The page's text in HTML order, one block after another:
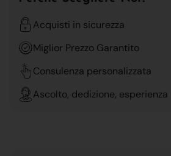
Acquisti in sicurezza
Miglior Prezzo Garantito
Consulenza personalizzata
Ascolto, dedizione, esperienza